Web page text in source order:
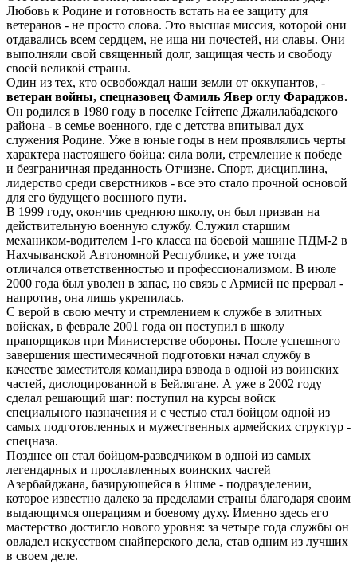
Любовь к Родине и готовность встать на ее защиту для
ветеранов - не просто слова. Это высшая миссия, которой они
отдавались всем сердцем, не ища ни почестей, ни славы. Они
выполняли свой священный долг, защищая честь и свободу
своей великой страны.
Один из тех, кто освобождал наши земли от оккупантов, -
ветеран войны, спецназовец Фамиль Явер оглу Фараджов.
Он родился в 1980 году в поселке Гейтепе Джалилабадского
района - в семье военного, где с детства впитывал дух
служения Родине. Уже в юные годы в нем проявлялись черты
характера настоящего бойца: сила воли, стремление к победе
и безграничная преданность Отчизне. Спорт, дисциплина,
лидерство среди сверстников - все это стало прочной основой
для его будущего военного пути.
В 1999 году, окончив среднюю школу, он был призван на
действительную военную службу. Служил старшим
механиком-водителем 1-го класса на боевой машине ПДМ-2 в
Нахчыванской Автономной Республике, и уже тогда
отличался ответственностью и профессионализмом. В июле
2000 года был уволен в запас, но связь с Армией не прервал -
напротив, она лишь укрепилась.
С верой в свою мечту и стремлением к службе в элитных
войсках, в феврале 2001 года он поступил в школу
прапорщиков при Министерстве обороны. После успешного
завершения шестимесячной подготовки начал службу в
качестве заместителя командира взвода в одной из воинских
частей, дислоцированной в Бейлягане. А уже в 2002 году
сделал решающий шаг: поступил на курсы войск
специального назначения и с честью стал бойцом одной из
самых подготовленных и мужественных армейских структур -
спецназа.
Позднее он стал бойцом-разведчиком в одной из самых
легендарных и прославленных воинских частей
Азербайджана, базирующейся в Яшме - подразделении,
которое известно далеко за пределами страны благодаря своим
выдающимся операциям и боевому духу. Именно здесь его
мастерство достигло нового уровня: за четыре года службы он
овладел искусством снайперского дела, став одним из лучших
в своем деле.